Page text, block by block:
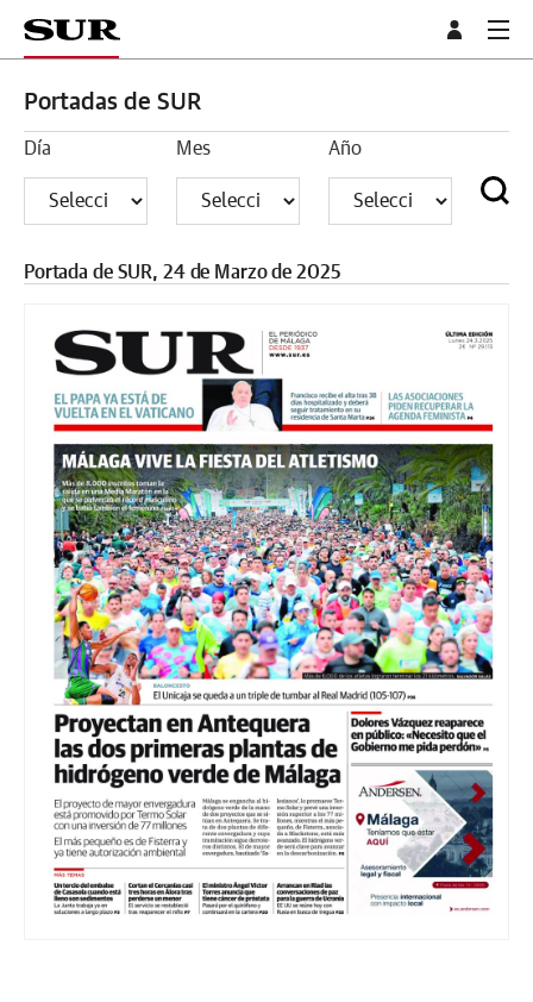
Portadas de SUR
Día Mes Año
Portada de SUR, 24 de Marzo de 2025